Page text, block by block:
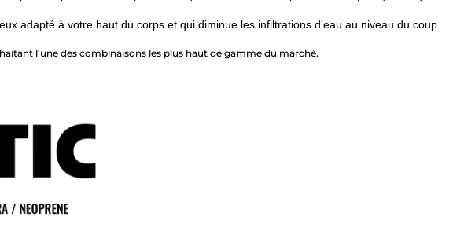
adapté à votre haut du corps et qui diminue les infiltrations d'eau au niveau du coup.
l'une des combinaisons les plus haut de gamme du marché.